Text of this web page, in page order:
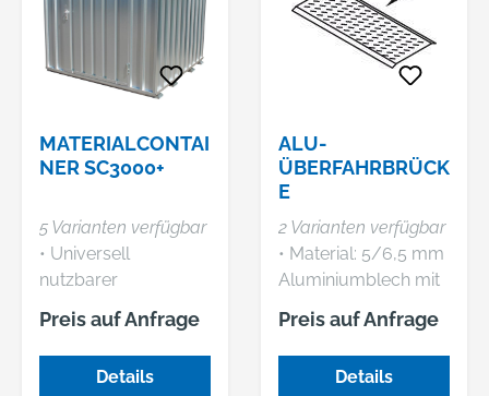
MATERIALCONTAI
NER SC3000+
5 Varianten verfügbar
• Universell
nutzbarer
Schnellbaucontainer
• 1-flügelige Tür •
Robuste, langlebige
und unempfindliche
Preis auf Anfrage
Details
ALU-
ÜBERFAHRBRÜCK
E
2 Varianten verfügbar
• Material: 5/6,5 mm
Aluminiumblech mit
Tränenprofil und
verstärkten Profilen
Preis auf Anfrage
Details